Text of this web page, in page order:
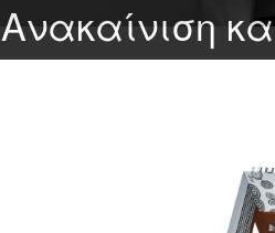
Ανακαίνιση